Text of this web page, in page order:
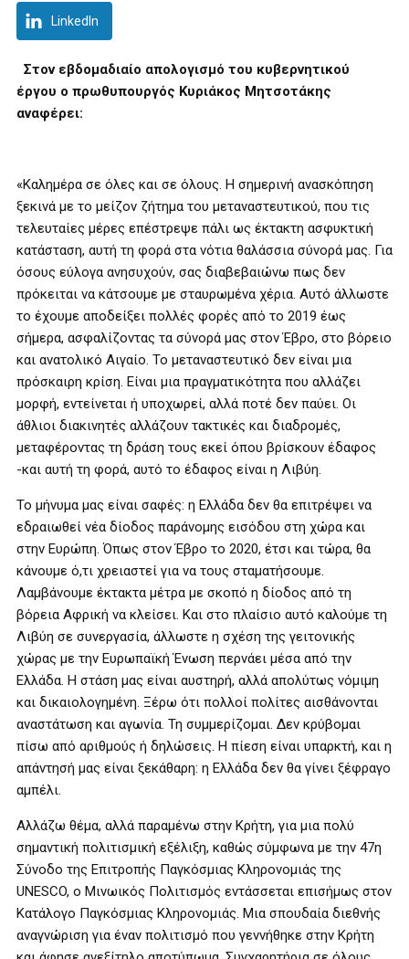
LinkedIn
Στον εβδομαδιαίο απολογισμό του κυβερνητικού
έργου ο πρωθυπουργός Κυριάκος Μητσοτάκης
αναφέρει:
«Καλημέρα σε όλες και σε όλους. Η σημερινή ανασκόπηση
ξεκινά με το μείζον ζήτημα του μεταναστευτικού, που τις
τελευταίες μέρες επέστρεψε πάλι ως έκτακτη ασφυκτική
κατάσταση, αυτή τη φορά στα νότια θαλάσσια σύνορά μας. Για
όσους εύλογα ανησυχούν, σας διαβεβαιώνω πως δεν
πρόκειται να κάτσουμε με σταυρωμένα χέρια. Αυτό άλλωστε
το έχουμε αποδείξει πολλές φορές από το 2019 έως
σήμερα, ασφαλίζοντας τα σύνορά μας στον Έβρο, στο βόρειο
και ανατολικό Αιγαίο. Το μεταναστευτικό δεν είναι μια
πρόσκαιρη κρίση. Είναι μια πραγματικότητα που αλλάζει
μορφή, εντείνεται ή υποχωρεί, αλλά ποτέ δεν παύει. Οι
άθλιοι διακινητές αλλάζουν τακτικές και διαδρομές,
μεταφέροντας τη δράση τους εκεί όπου βρίσκουν έδαφος
-και αυτή τη φορά, αυτό το έδαφος είναι η Λιβύη.
Το μήνυμα μας είναι σαφές: η Ελλάδα δεν θα επιτρέψει να
εδραιωθεί νέα δίοδος παράνομης εισόδου στη χώρα και
στην Ευρώπη. Όπως στον Έβρο το 2020, έτσι και τώρα, θα
κάνουμε ό,τι χρειαστεί για να τους σταματήσουμε.
Λαμβάνουμε έκτακτα μέτρα με σκοπό η δίοδος από τη
βόρεια Αφρική να κλείσει. Και στο πλαίσιο αυτό καλούμε τη
Λιβύη σε συνεργασία, άλλωστε η σχέση της γειτονικής
χώρας με την Ευρωπαϊκή Ένωση περνάει μέσα από την
Ελλάδα. Η στάση μας είναι αυστηρή, αλλά απολύτως νόμιμη
και δικαιολογημένη. Ξέρω ότι πολλοί πολίτες αισθάνονται
αναστάτωση και αγωνία. Τη συμμερίζομαι. Δεν κρύβομαι
πίσω από αριθμούς ή δηλώσεις. Η πίεση είναι υπαρκτή, και η
απάντησή μας είναι ξεκάθαρη: η Ελλάδα δεν θα γίνει ξέφραγο
αμπέλι.
Αλλάζω θέμα, αλλά παραμένω στην Κρήτη, για μια πολύ
σημαντική πολιτισμική εξέλιξη, καθώς σύμφωνα με την 47η
Σύνοδο της Επιτροπής Παγκόσμιας Κληρονομιάς της
UNESCO, ο Μινωικός Πολιτισμός εντάσσεται επισήμως στον
Κατάλογο Παγκόσμιας Κληρονομιάς. Μια σπουδαία διεθνής
αναγνώριση για έναν πολιτισμό που γεννήθηκε στην Κρήτη